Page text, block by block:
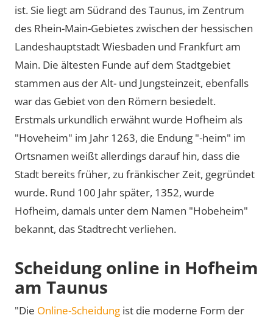
ist. Sie liegt am Südrand des Taunus, im Zentrum
des Rhein-Main-Gebietes zwischen der hessischen
Landeshauptstadt Wiesbaden und Frankfurt am
Main. Die ältesten Funde auf dem Stadtgebiet
stammen aus der Alt- und Jungsteinzeit, ebenfalls
war das Gebiet von den Römern besiedelt.
Erstmals urkundlich erwähnt wurde Hofheim als
Hoveheim im Jahr 1263, die Endung -heim im
Ortsnamen weißt allerdings darauf hin, dass die
Stadt bereits früher, zu fränkischer Zeit, gegründet
wurde. Rund 100 Jahr später, 1352, wurde
Hofheim, damals unter dem Namen Hobeheim
bekannt, das Stadtrecht verliehen.
Scheidung online in Hofheim
am Taunus
"Die Online-Scheidung ist die moderne Form der